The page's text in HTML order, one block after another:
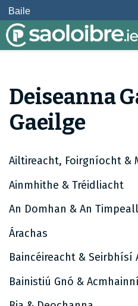
Baile
Deiseanna
Gaeilge
Ailtireacht, Foirgníocht &
Ainmhithe & Tréidliacht
An Domhan & An
Árachas
Baincéireacht & Seirbhísí
Bainistiú Gnó &